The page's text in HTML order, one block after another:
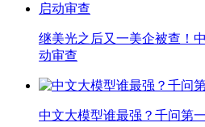
继美光之后又一美企被查！
动审查
中文大模型谁最强？千问第